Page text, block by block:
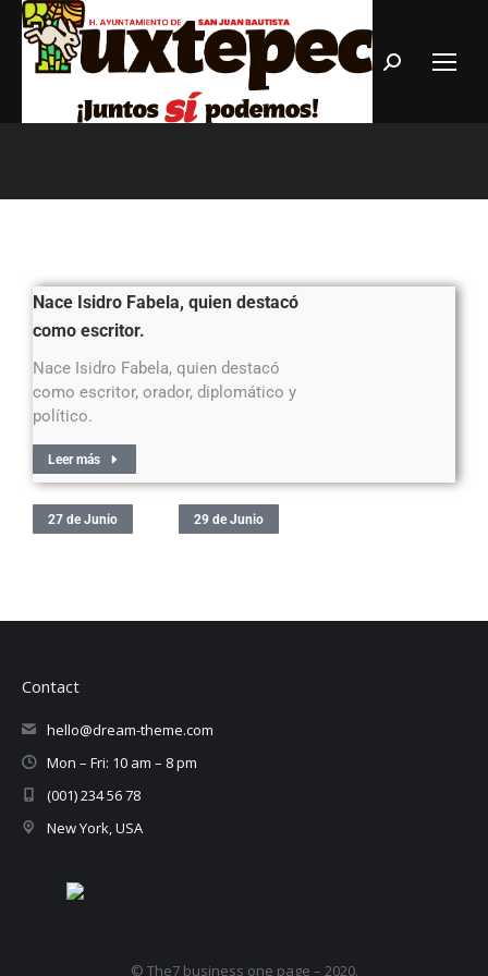
Nace Isidro Fabela, quien destacó
como escritor.
Nace Isidro Fabela, quien destacó
como escritor, orador, diplomático y
político.
Leer más
27 de Junio 29 de Junio
Contact
hello@dream-theme.com
Mon – Fri: 10 am – 8 pm
(001) 234 56 78
New York, USA
© The7 business one page – 2020.